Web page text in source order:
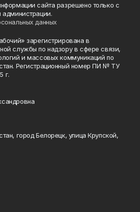
сайта разрешено только с
администрации.
данных
зарегистрирована в
службы по надзору в сфере связи,
и массовых коммуникаций по
Регистрационный номер ПИ № ТУ
г.
город Белорецк, улица Крупской,